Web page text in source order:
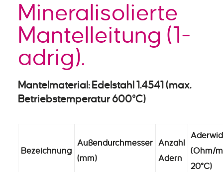
Mineralisolierte
Mantelleitung (1-
adrig).
Mantelmaterial: Edelstahl 1.4541 (max.
Betriebstemperatur 600°C)
Bezeichnung
Außendurchmesser
(mm)
Anzahl
Adern
(Ohm/m
20°C)